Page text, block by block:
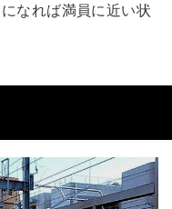
なれば満員に近い状